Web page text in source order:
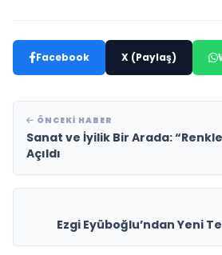
Facebook X (Paylaş)
ÖNCEKI HABER
Sanat ve İyilik Bir Arada:
Açıldı
Ezgi Eyüboğlu’ndan Yeni